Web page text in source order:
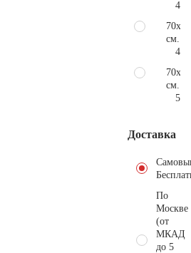
см.
см.
Доставка
По
Москве
(от
МКАД
до 5